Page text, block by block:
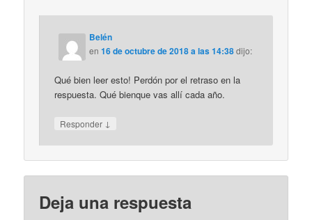
Belén
en16 de octubre de 2018 a las 14:38dijo:
Qué bien leer esto! Perdón por el retraso en la
respuesta. Qué bienque vas allí cada año.
Responder ↓
Deja una respuesta